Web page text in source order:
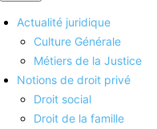
Savoirs juridiques
Actualité juridique
Culture Générale
Métiers de la Justice
Notions de droit privé
Droit social
Droit de la famille